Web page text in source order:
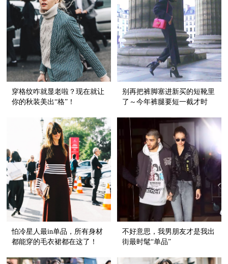
穿格纹咋就显老啦？现在就让
你的秋装美出“格”！
别再把裤脚塞进新买的短靴里
了～今年裤腿要短一截才时
怕冷星人最in单品，所有身材
都能穿的毛衣裙都在这了！
不好意思，我男朋友才是我出
街最时髦“单品”